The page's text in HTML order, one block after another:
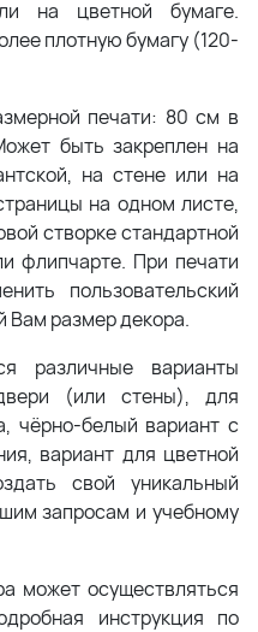
на цветной бумаге.
плотную бумагу (120-
печати: 80 см в
быть закреплен на
на стене или на
на одном листе,
створке стандартной
флипчарте. При печати
пользовательский
Вам размер декора.
различные варианты
(или стены), для
чёрно-белый вариант с
вариант для цветной
свой уникальный
запросам и учебному
может осуществляться
инструкция по